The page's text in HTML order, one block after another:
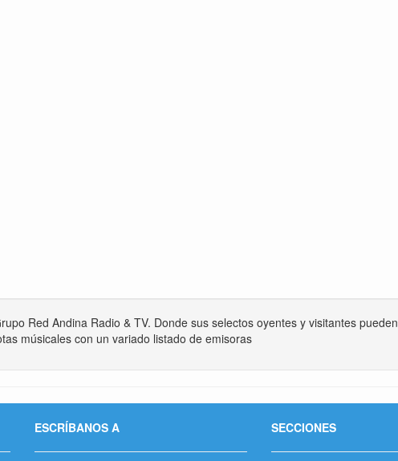
Red Andina Radio & TV. Donde sus selectos oyentes y visitantes pueden
músicales con un variado listado de emisoras
ESCRÍBANOS A SECCIONES